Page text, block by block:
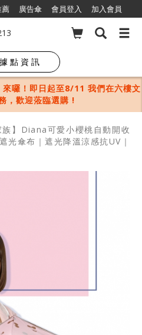
加入會員
會員登入
廣告傘
點資訊
來囉！即日起至8/11 我們在六樓文
，歡迎蒞臨選購 !
族】Diana可愛小櫻桃自動開收
光傘布｜遮光降溫涼感抗UV｜